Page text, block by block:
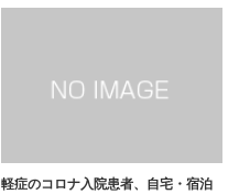
軽症のコロナ入院患者、自宅・宿泊